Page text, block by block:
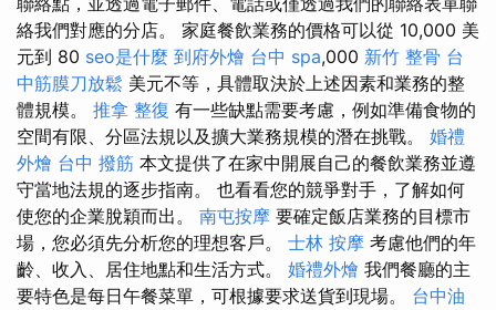
絡我們對應的分店。 家庭餐飲業務的價格可以從 10,000 美
元到 80 seo是什麼 到府外燴 台中 spa,000 新竹 整骨 台
中筋膜刀放鬆 美元不等，具體取決於上述因素和業務的整
體規模。 推拿 整復 有一些缺點需要考慮，例如準備食物的
空間有限、分區法規以及擴大業務規模的潛在挑戰。 婚禮
外燴 台中 撥筋 本文提供了在家中開展自己的餐飲業務並遵
守當地法規的逐步指南。 也看看您的競爭對手，了解如何
使您的企業脫穎而出。 南屯按摩 要確定飯店業務的目標市
場，您必須先分析您的理想客戶。 士林 按摩 考慮他們的年
齡、收入、居住地點和生活方式。 婚禮外燴 我們餐廳的主
要特色是每日午餐菜單，可根據要求送貨到現場。 台中油